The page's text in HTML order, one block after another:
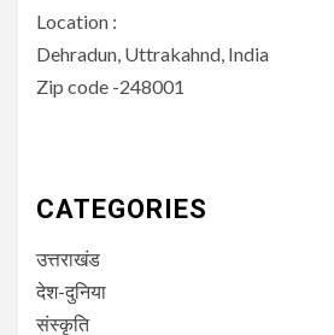
Location :
Dehradun, Uttrakahnd, India
Zip code -248001
CATEGORIES
उत्तराखंड
देश-दुनिया
संस्कृति